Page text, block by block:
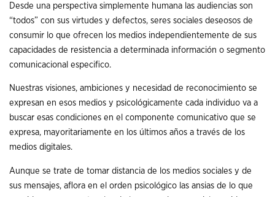
Desde una perspectiva simplemente humana las audiencias son
“todos” con sus virtudes y defectos, seres sociales deseosos de
consumir lo que ofrecen los medios independientemente de sus
capacidades de resistencia a determinada información o segmento
comunicacional especifico.
Nuestras visiones, ambiciones y necesidad de reconocimiento se
expresan en esos medios y psicológicamente cada individuo va a
buscar esas condiciones en el componente comunicativo que se
expresa, mayoritariamente en los últimos años a través de los
medios digitales.
Aunque se trate de tomar distancia de los medios sociales y de
sus mensajes, aflora en el orden psicológico las ansias de lo que